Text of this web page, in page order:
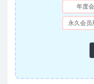
年度
永久会员